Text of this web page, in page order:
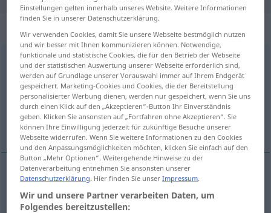
„begraben“
begraben
Übersicht aller Übersetzungen
(Für mehr Details die Übersetzung anklicken/antippen)
begrave
begraben
Einstellungen gelten innerhalb unseres Website. Weitere Informationen
finden Sie in unserer Datenschutzerklärung.
Wir verwenden Cookies, damit Sie unsere Webseite bestmöglich nutzen
und wir besser mit Ihnen kommunizieren können. Notwendige,
funktionale und statistische Cookies, die für den Betrieb der Webseite
und der statistischen Auswertung unserer Webseite erforderlich sind,
werden auf Grundlage unserer Vorauswahl immer auf Ihrem Endgerät
gespeichert. Marketing-Cookies und Cookies, die der Bereitstellung
personalisierter Werbung dienen, werden nur gespeichert, wenn Sie uns
durch einen Klick auf den „Akzeptieren“-Button Ihr Einverständnis
geben. Klicken Sie ansonsten auf „Fortfahren ohne Akzeptieren“. Sie
können Ihre Einwilligung jederzeit für zukünftige Besuche unserer
Webseite widerrufen. Wenn Sie weitere Informationen zu den Cookies
und den Anpassungsmöglichkeiten möchten, klicken Sie einfach auf den
Button „Mehr Optionen“. Weitergehende Hinweise zu der
Datenverarbeitung entnehmen Sie ansonsten unserer
Datenschutzerklärung. Hier finden Sie unserImpressum.
Wir und unsere Partner verarbeiten Daten, um
Folgendes bereitzustellen: